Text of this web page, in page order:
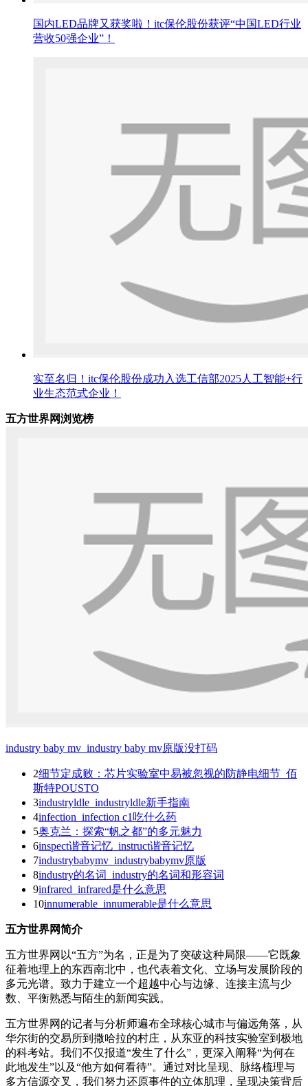
国内LED品牌又获奖啦！itc保伦股份获评“中国LED行业
营收50强企业”！
实至名归！itc保伦股份成功入选工信部2025人工智能+行
业生态范式企业！
五方世界网浏览榜
industry baby mv_industry baby mv原版没打码
2细节定成败：芯片实验室中易被忽视的防静电细节_佰
斯特POUSTO
3industryldle_industryldle新手指南
4infection_infection c1吃什么药
5奥克兰：探索“帆之都”的多元魅力
6inspect谐音记忆_instruct谐音记忆
7industrybabymv_industrybabymv原版
8industry的名词_industry的名词和形容词
9infrared_infrared是什么意思
10innumerable_innumerable是什么意思
五方世界网简介
五方世界网以“五方”为名，正是为了突破这种局限——它既象
征着地理上的东西南北中，也代表着文化、立场与发展阶段的
多元光谱。致力于建立一个超越中心与边缘、连接主流与少
数、平衡熟悉与陌生的新闻实践。
五方世界网的记者与分析师遍布全球核心城市与偏远角落，从
华尔街的交易所到撒哈拉的村庄，从东亚的科技实验室到极地
的科考站。我们不仅报道“发生了什么”，更深入阐释“为何在
此地发生”以及“他方如何看待”。通过对比呈现、脉络梳理与
多方信源交叉，我们努力还原事件的立体肌理，呈现决策背后